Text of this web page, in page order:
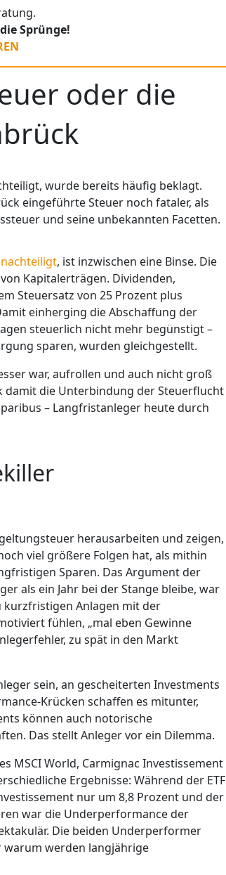
Sprünge!
oder die
wurde bereits häufig beklagt.
eingeführte Steuer noch fataler, als
und seine unbekannten Facetten.
, ist inzwischen eine Binse. Die
Kapitalerträgen. Dividenden,
Steuersatz von 25 Prozent plus
einherging die Abschaffung der
steuerlich nicht mehr begünstigt –
sparen, wurden gleichgestellt.
war, aufrollen und auch nicht groß
damit die Unterbindung der Steuerflucht
– Langfristanleger heute durch
herausarbeiten und zeigen,
viel größere Folgen hat, als mithin
Sparen. Das Argument der
als ein Jahr bei der Stange bleibe, war
kurzfristigen Anlagen mit der
fühlen, „mal eben Gewinne
zu spät in den Markt
sein, an gescheiterten Investments
Krücken schaffen es mitunter,
können auch notorische
Das stellt Anleger vor ein Dilemma.
MSCI World, Carmignac Investissement
Ergebnisse: Während der ETF
nur um 8,8 Prozent und der
war die Underperformance der
Die beiden Underperformer
warum werden langjährige